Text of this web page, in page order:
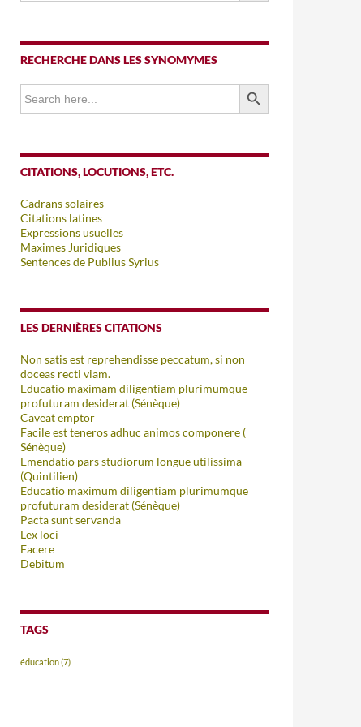
RECHERCHE DANS LES SYNOMYMES
Search
for:
SEARCH BUTTON
CITATIONS, LOCUTIONS, ETC.
Cadrans solaires
Citations latines
Expressions usuelles
Maximes Juridiques
Sentences de Publius Syrius
LES DERNIÈRES CITATIONS
Non satis est reprehendisse peccatum, si non
doceas recti viam.
Educatio maximam diligentiam plurimumque
profuturam desiderat (Sénèque)
Caveat emptor
Facile est teneros adhuc animos componere (
Sénèque)
Emendatio pars studiorum longue utilissima
(Quintilien)
Educatio maximum diligentiam plurimumque
profuturam desiderat (Sénèque)
Pacta sunt servanda
Lex loci
Facere
Debitum
TAGS
éducation(7)